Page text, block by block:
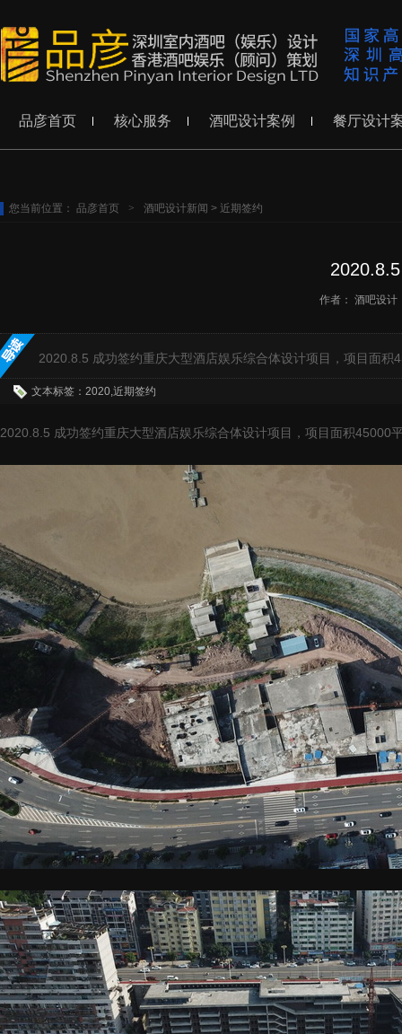
品彦首页 核心服务 酒吧设计案例 餐厅设计
您当前位置： 品彦首页 > 酒吧设计新闻 > 近期签约
作者： 酒吧设计
2020.8.5 成功签约重庆大型酒店娱乐综合体设计项目，项目面
文本标签：2020,近期签约
2020.8.5 成功签约重庆大型酒店娱乐综合体设计项目，项目面积45000